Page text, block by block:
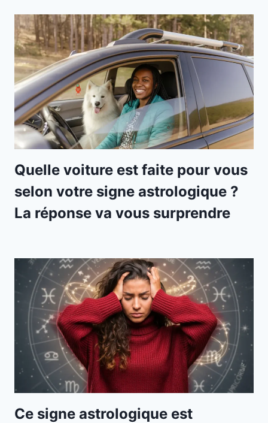
Quelle voiture est faite pour vous
selon votre signe astrologique ?
La réponse va vous surprendre
Ce signe astrologique est